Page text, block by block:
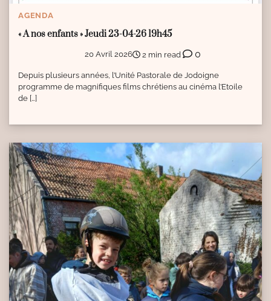
AGENDA
« A nos enfants » Jeudi 23-04-26 19h45
20 Avril 2026 2 min read 0
Depuis plusieurs années, l’Unité Pastorale de Jodoigne
programme de magnifiques films chrétiens au cinéma l’Etoile
de […]